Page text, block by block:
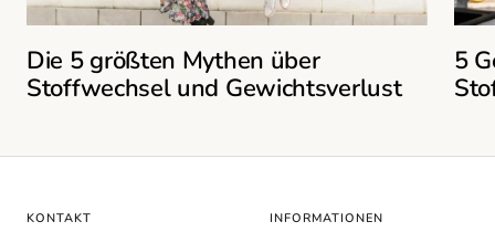
Die 5 größten Mythen über
Stoffwechsel und Gewichtsverlust
5
KONTAKT INFORMATIONEN